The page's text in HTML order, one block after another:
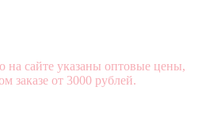
на сайте указаны оптовые цены,
заказе от 3000 рублей.